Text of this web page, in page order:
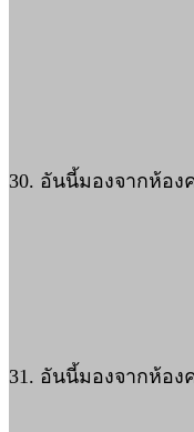
30. อันนี้มองจากห้อง
31. อันนี้มองจากห้อง